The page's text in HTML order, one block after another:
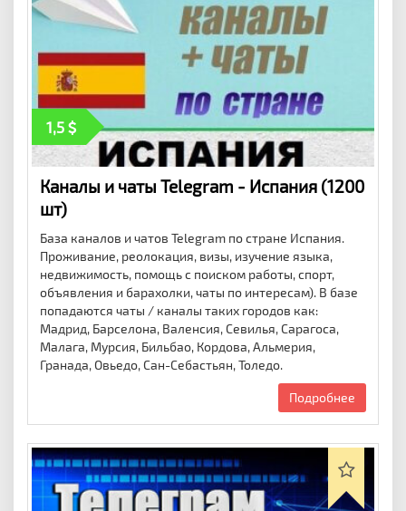
1,5
Каналы и чаты Telegram - Испания (1200
шт)
База каналов и чатов Telegram по стране Испания.
Проживание, реолокация, визы, изучение языка,
недвижимость, помощь с поиском работы, спорт,
объявления и барахолки, чаты по интересам). В базе
попадаются чаты / каналы таких городов как:
Мадрид, Барселона, Валенсия, Севилья, Сарагоса,
Малага, Мурсия, Бильбао, Кордова, Альмерия,
Гранада, Овьедо, Сан-Себастьян, Толедо.
Подробнее